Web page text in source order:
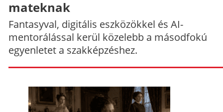
mateknak
Fantasyval, digitális eszközökkel és AI-
mentorálással kerül közelebb a másodfokú
egyenletet a szakképzéshez.